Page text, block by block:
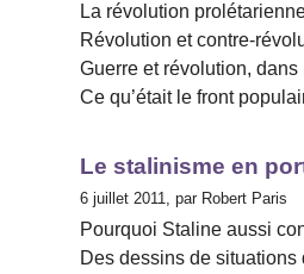
La révolution
Révolution et contre-
Guerre et révolution,
Ce qu’était le front
Le stalinisme en
6 juillet 2011, par Robert Paris
Pourquoi Staline aussi
Des dessins de situations